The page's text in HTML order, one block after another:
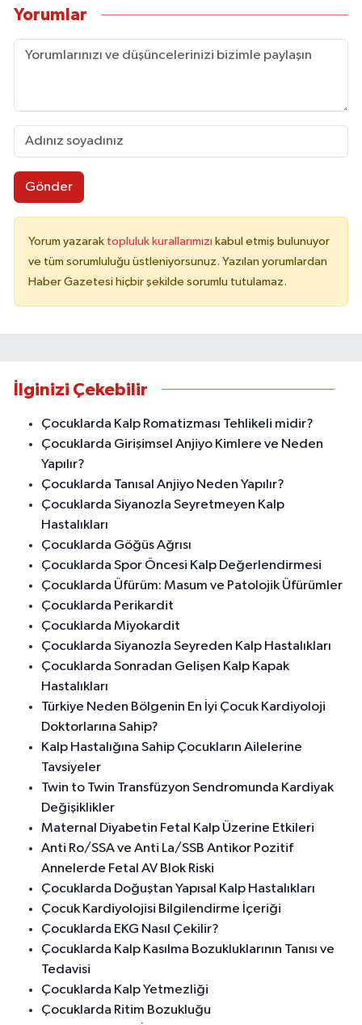
Yorumlar
Gönder
Yorum yazarak topluluk kurallarımızı kabul etmiş bulunuyor
ve tüm sorumluluğu üstleniyorsunuz. Yazılan yorumlardan
Haber Gazetesi hiçbir şekilde sorumlu tutulamaz.
İlginizi Çekebilir
Çocuklarda Kalp Romatizması Tehlikeli midir?
Çocuklarda Girişimsel Anjiyo Kimlere ve Neden
Yapılır?
Çocuklarda Tanısal Anjiyo Neden Yapılır?
Çocuklarda Siyanozla Seyretmeyen Kalp
Hastalıkları
Çocuklarda Göğüs Ağrısı
Çocuklarda Spor Öncesi Kalp Değerlendirmesi
Çocuklarda Üfürüm: Masum ve Patolojik Üfürümler
Çocuklarda Perikardit
Çocuklarda Miyokardit
Çocuklarda Siyanozla Seyreden Kalp Hastalıkları
Çocuklarda Sonradan Gelişen Kalp Kapak
Hastalıkları
Türkiye Neden Bölgenin En İyi Çocuk Kardiyoloji
Doktorlarına Sahip?
Kalp Hastalığına Sahip Çocukların Ailelerine
Tavsiyeler
Twin to Twin Transfüzyon Sendromunda Kardiyak
Değişiklikler
Maternal Diyabetin Fetal Kalp Üzerine Etkileri
Anti Ro/SSA ve Anti La/SSB Antikor Pozitif
Annelerde Fetal AV Blok Riski
Çocuklarda Doğuştan Yapısal Kalp Hastalıkları
Çocuk Kardiyolojisi Bilgilendirme İçeriği
Çocuklarda EKG Nasıl Çekilir?
Çocuklarda Kalp Kasılma Bozukluklarının Tanısı ve
Tedavisi
Çocuklarda Kalp Yetmezliği
Çocuklarda Ritim Bozukluğu